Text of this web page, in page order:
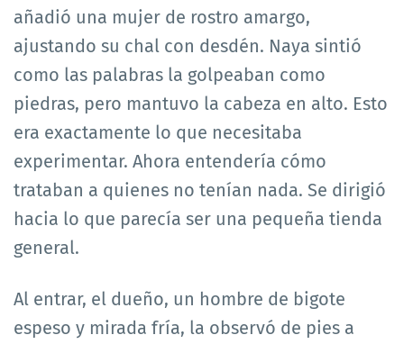
añadió una mujer de rostro amargo,
ajustando su chal con desdén. Naya sintió
como las palabras la golpeaban como
piedras, pero mantuvo la cabeza en alto. Esto
era exactamente lo que necesitaba
experimentar. Ahora entendería cómo
trataban a quienes no tenían nada. Se dirigió
hacia lo que parecía ser una pequeña tienda
general.
Al entrar, el dueño, un hombre de bigote
espeso y mirada fría, la observó de pies a